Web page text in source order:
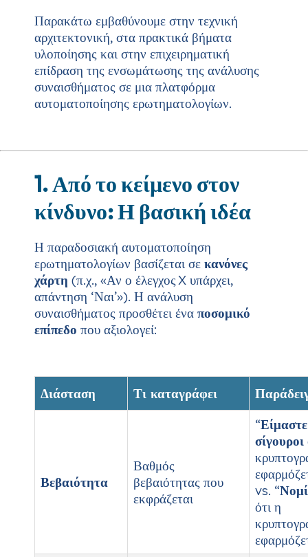
Παρακάτω εμβαθύνουμε στην τεχνική
αρχιτεκτονική, στα πρακτικά βήματα
υλοποίησης και στην επιχειρηματική
επίδραση της ενσωμάτωσης της ανάλυσης
συναισθήματος σε μια πλατφόρμα
αυτοματοποίησης ερωτηματολογίων.
1. Από το κείμενο στον
κίνδυνο: Η βασική ιδέα
Η παραδοσιακή αυτοματοποίηση
ερωτηματολογίων βασίζεται σε κανόνες
χάρτη (π.χ., «Αν ο έλεγχος X υπάρχει,
απάντηση ‘Ναι’»). Η ανάλυση
συναισθήματος προσθέτει ένα ποσομικό
επίπεδο που αξιολογεί:
Διάσταση Τι καταγράφει
Βεβαιότητα
Βαθμός
βεβαιότητας που
εκφράζεται
“Είμαστε
σίγουροι
vs. “
ότι η